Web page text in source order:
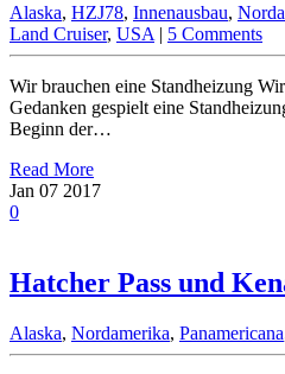
Alaska, HZJ78, Innenausbau,
Land Cruiser, USA | 5 Comments
Wir brauchen eine Standheizung
Gedanken gespielt eine
Beginn der…
Read More
Jan 07 2017
0
Hatcher Pass und
Alaska, Nordamerika, Panamericana